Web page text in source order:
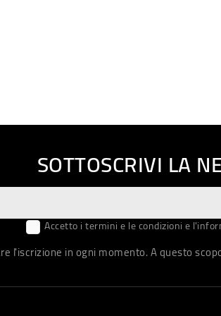
SOTTOSCRIVI LA
Accetto i termini e le condizioni e
l'iscrizione in ogni momento. A questo